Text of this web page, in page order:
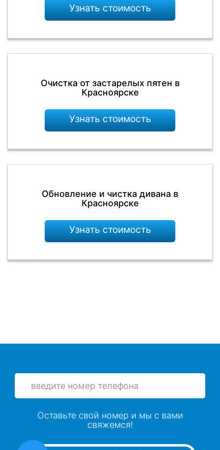
Узнать стоимость
Очистка от застарелых пятен в
Красноярске
Узнать стоимость
Обновление и чистка дивана в
Красноярске
Узнать стоимость
Оставьте свой номер и мы с вами
свяжемся!